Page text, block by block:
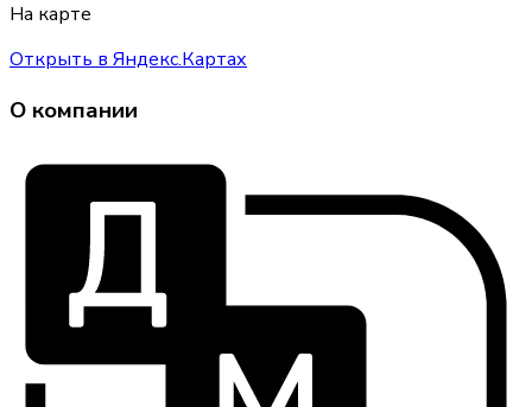
На карте
Открыть в Яндекс.Картах
О компании